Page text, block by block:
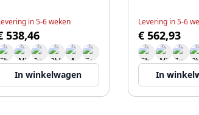
in 5-6 weken
538,46
In winkelwagen
Levering in 5-6
€ 562,93
In